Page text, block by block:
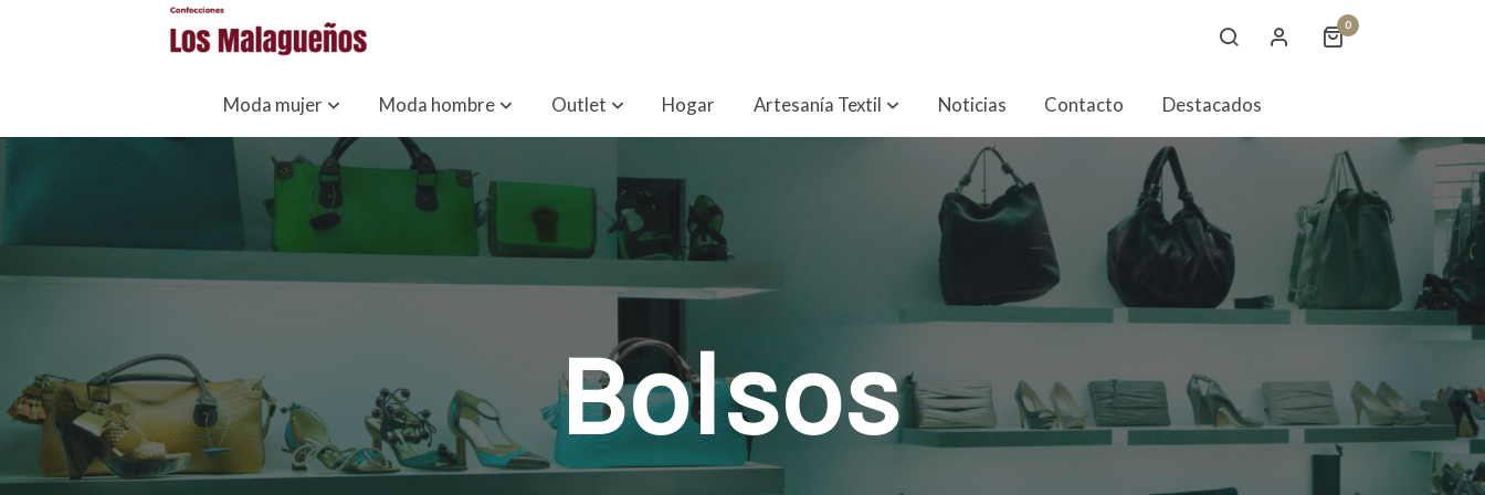
0
Moda mujer Moda hombre Outlet Hogar Artesanía Textil Noticias Contacto Destacados
Bolsos